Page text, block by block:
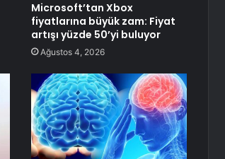
Microsoft’tan Xbox
fiyatlarına büyük zam: Fiyat
artışı yüzde 50’yi buluyor
Ağustos 4, 2026